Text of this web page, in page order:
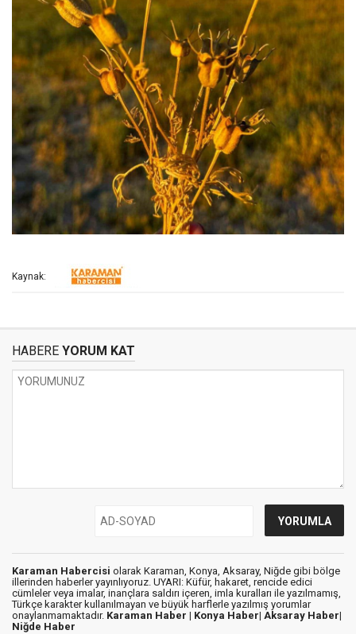
Kaynak:
HABERE YORUM KAT
Karaman Habercisi olarak Karaman, Konya, Aksaray, Niğde gibi bölge
illerinden haberler yayınlıyoruz. UYARI: Küfür, hakaret, rencide edici
cümleler veya imalar, inançlara saldırı içeren, imla kuralları ile yazılmamış,
Türkçe karakter kullanılmayan ve büyük harflerle yazılmış yorumlar
onaylanmamaktadır. Karaman Haber | Konya Haber| Aksaray Haber|
Niğde Haber